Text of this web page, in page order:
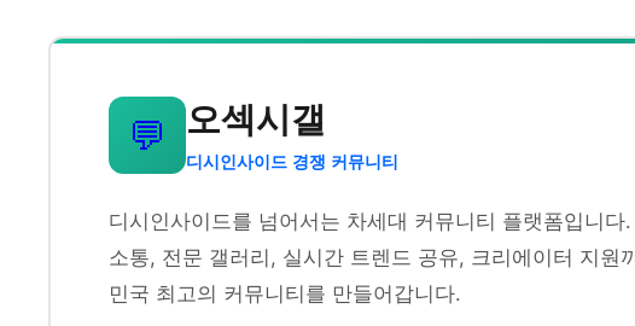
💬 오섹시갤
디시인사이드 경쟁 커뮤니티
디시인사이드를 넘어서는 차세대 커뮤니티 플랫폼입니다
소통, 전문 갤러리, 실시간 트렌드 공유, 크리에이터 지원
민국 최고의 커뮤니티를 만들어갑니다.